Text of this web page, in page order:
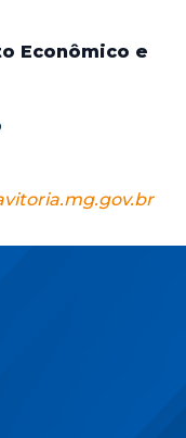
Econômico e